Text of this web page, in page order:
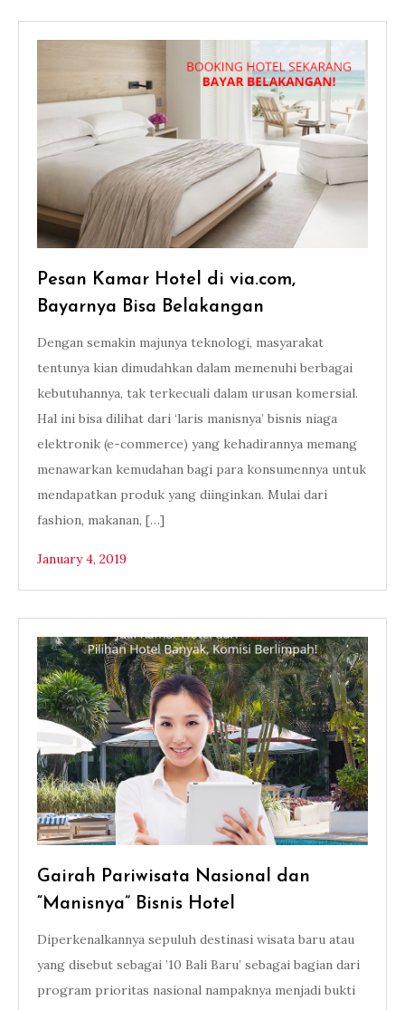
Pesan Kamar Hotel di via.com,
Bayarnya Bisa Belakangan
Dengan semakin majunya teknologi, masyarakat
tentunya kian dimudahkan dalam memenuhi berbagai
kebutuhannya, tak terkecuali dalam urusan komersial.
Hal ini bisa dilihat dari ‘laris manisnya’ bisnis niaga
elektronik (e-commerce) yang kehadirannya memang
menawarkan kemudahan bagi para konsumennya untuk
mendapatkan produk yang diinginkan. Mulai dari
fashion, makanan, […]
January 4, 2019
Gairah Pariwisata Nasional dan
“Manisnya” Bisnis Hotel
Diperkenalkannya sepuluh destinasi wisata baru atau
yang disebut sebagai ’10 Bali Baru’ sebagai bagian dari
program prioritas nasional nampaknya menjadi bukti